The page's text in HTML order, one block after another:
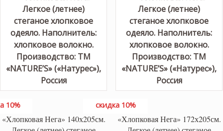
10%
«Хлопковая Нега» 140х205см.
скидка 10%
«Хлопковая Нега» 172х205см.